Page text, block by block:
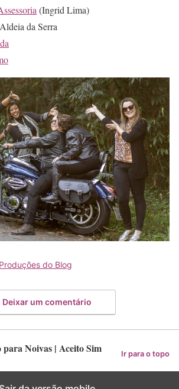
(Ingrid Lima)
da Serra
Produções do Blog
Deixar um comentário
para Noivas | Aceito Sim Ir para o topo